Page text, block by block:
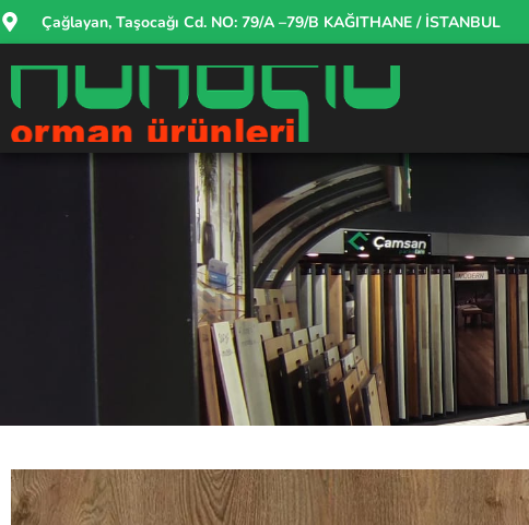
Çağlayan, Taşocağı Cd. NO: 79/A –79/B KAĞITHANE / İSTANBUL